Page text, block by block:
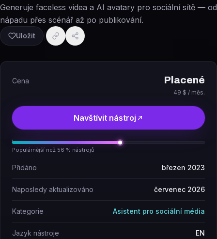
Generuje faceless videa a AI avatary pro sociální sítě — od
nápadu přes scénář až po publikování.
Uložit
Cena Placené
49 $ / měs.
Navštívit nástroj
Populárnější než 56 % nástrojů
Přidáno březen 2023
Naposledy aktualizováno červenec 2026
Kategorie Asistent pro sociální média
Jazyk nástroje EN